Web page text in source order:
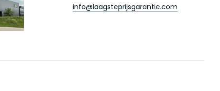
info@laagsteprijsgarantie.com